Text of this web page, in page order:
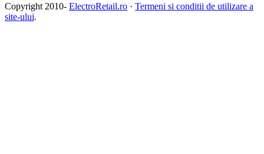
Copyright 2010- ElectroRetail.ro · Termeni si conditii de utilizare a
site-ului.